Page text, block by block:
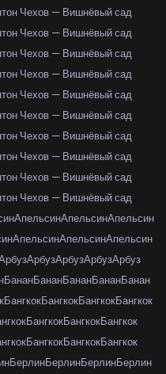
Чехов — Вишнёвый сад
Чехов — Вишнёвый сад
Чехов — Вишнёвый сад
Чехов — Вишнёвый сад
Чехов — Вишнёвый сад
Чехов — Вишнёвый сад
Чехов — Вишнёвый сад
Чехов — Вишнёвый сад
Чехов — Вишнёвый сад
Чехов — Вишнёвый сад
АпельсинАпельсинАпельсин
АпельсинАпельсинАпельсин
АрбузАрбузАрбузАрбуз
БананБананБананБананБанан
БангкокБангкокБангкокБангкок
БангкокБангкокБангкок
БангкокБангкокБангкок
БерлинБерлинБерлинБерлин